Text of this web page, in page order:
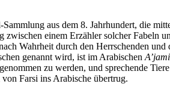
Sammlung aus dem 8. Jahrhundert, die
zwischen einem Erzähler solcher Fabeln
Wahrheit durch den Herrschenden und
genannt wird, ist im Arabischen A’jami
zu werden, und sprechende
Farsi ins Arabische übertrug.